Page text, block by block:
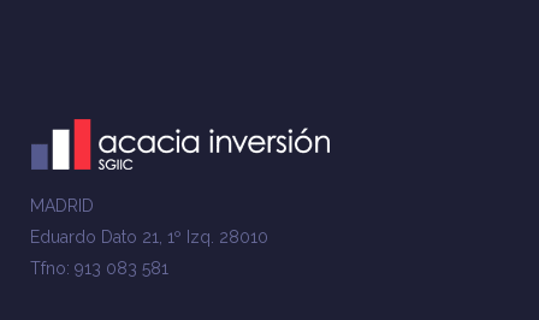
MADRID
Eduardo Dato 21, 1º Izq. 28010
Tfno: 913 083 581